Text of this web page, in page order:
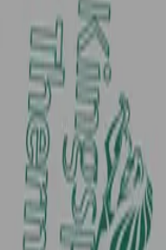
Klebeband.